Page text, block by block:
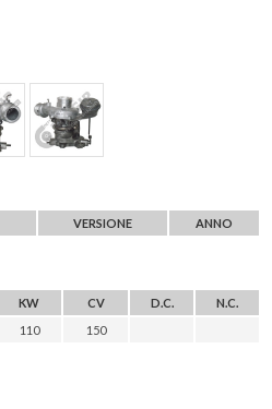
VERSIONE ANNO
KW CV D.C.
N.C.
110 150